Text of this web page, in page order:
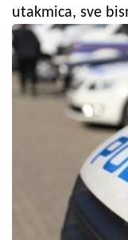
utakmica, sve